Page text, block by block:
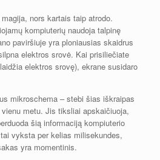
nors kartais taip atrodo.
kompiuterių naudoja talpinę
paviršiuje yra ploniausias skaidrus
elektros srovė. Kai prisiliečiate
elektros srovę), ekrane susidaro
mikroschema – stebi šias iškraipas
metu. Jis tiksliai apskaičiuoja,
šią informaciją kompiuterio
vyksta per kelias milisekundes,
yra momentinis.